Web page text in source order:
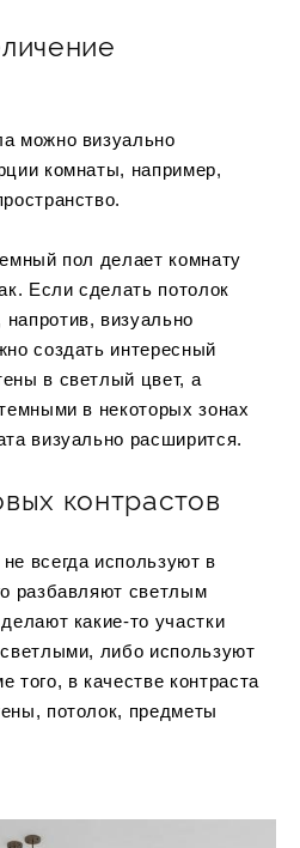
можно визуально
комнаты, например,
пол делает комнату
Если сделать потолок
визуально
создать интересный
в светлый цвет, а
в некоторых зонах
визуально расширится.
контрастов
всегда используют в
разбавляют светлым
какие-то участки
либо используют
в качестве контраста
потолок, предметы